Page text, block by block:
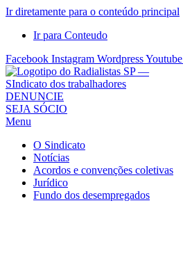
Ir diretamente para o conteúdo principal
Ir para Conteudo
Facebook Instagram WordpressYoutube
Sindicato
dos
Radialistas
São
Paulo
Sindicato
DENUNCIE
SEJA SÓCIO
Menu
O Sindicato
Notícias
Acordos e convenções coletivas
Jurídico
Fundo dos desempregados